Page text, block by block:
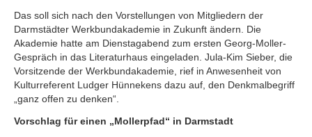
Das soll sich nach den Vorstellungen von Mitgliedern der
Darmstädter Werkbundakademie in Zukunft ändern. Die
Akademie hatte am Dienstagabend zum ersten Georg-Moller-
Gespräch in das Literaturhaus eingeladen. Jula-Kim Sieber, die
Vorsitzende der Werkbundakademie, rief in Anwesenheit von
Kulturreferent Ludger Hünnekens dazu auf, den Denkmalbegriff
„ganz offen zu denken“.
Vorschlag für einen „Mollerpfad“ in Darmstadt